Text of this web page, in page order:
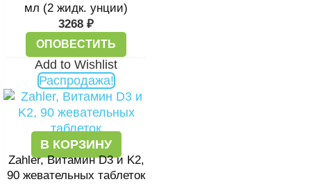
мл (2 жидк. унции)
3268 ₽
ОПОВЕСТИТЬ
Add to Wishlist
Распродажа!
В КОРЗИНУ
Zahler, Витамин D3 и K2,
90 жевательных таблеток